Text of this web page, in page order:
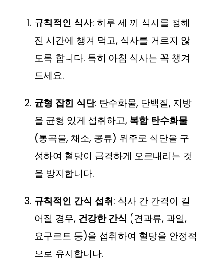
규칙적인 식사: 하루 세 끼 식사를 정해
진 시간에 챙겨 먹고, 식사를 거르지 않
도록 합니다. 특히 아침 식사는 꼭 챙겨
드세요.
균형 잡힌 식단: 탄수화물, 단백질, 지방
을 균형 있게 섭취하고, 복합 탄수화물
(통곡물, 채소, 콩류) 위주로 식단을 구
성하여 혈당이 급격하게 오르내리는 것
을 방지합니다.
규칙적인 간식 섭취: 식사 간 간격이 길
어질 경우, 건강한 간식 (견과류, 과일,
요구르트 등)을 섭취하여 혈당을 안정적
으로 유지합니다.